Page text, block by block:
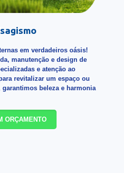
em verdadeiros oásis!
manutenção e design de
e atenção ao
revitalizar um espaço ou
beleza e harmonia
ORÇAMENTO